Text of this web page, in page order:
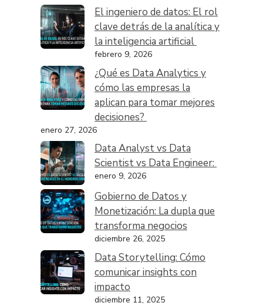
El ingeniero de datos: El rol
clave detrás de la analítica y
la inteligencia artificial
febrero 9, 2026
¿Qué es Data Analytics y
cómo las empresas la
aplican para tomar mejores
decisiones?
enero 27, 2026
Data Analyst vs Data
Scientist vs Data Engineer:
enero 9, 2026
Gobierno de Datos y
Monetización: La dupla que
transforma negocios
diciembre 26, 2025
Data Storytelling: Cómo
comunicar insights con
impacto
diciembre 11, 2025